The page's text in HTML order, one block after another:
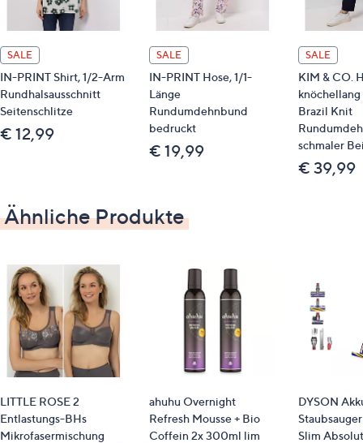
Länge: 68/72 cm
Slim Fit/schmales Bein
knöchellan
wir empfehlen die Kurzgröße bei einer
Körperhöhe von 157 bis 164 cm
wir empfehlen die Normalgröße bei einer
Körperhöhe von 165 bis 172 cm
80 % Baumwolle, 17 % Polyester, 3 % Elasthan
Pflege
Maschinenwäsche
SALE
IN-PRINT Shirt, 1/2-Arm
Rundhalsausschnitt
Seitenschlitze
€ 12,99
SALE
IN-PRINT Hose, 1/1-
Länge
Rundumdehnbund
bedruckt
€ 19,99
SALE
KIM & CO.
Brazil Knit
schmaler
€ 39,99
Ähnliche Produkte
LITTLE ROSE 2
Entlastungs-BHs
Mikrofasermischung
ahuhu Overnight
Refresh Mousse + Bio
Coffein 2x 300ml lim
DYSON
Slim